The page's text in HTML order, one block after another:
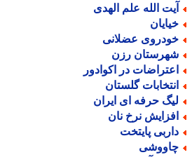
الله علم الهدی
عضلانی
رزن
در اکوادور
گلستان
حرفه ای ایران
نرخ نان
پایتخت